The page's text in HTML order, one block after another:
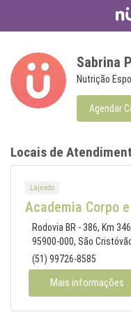
Sabrina
Nutrição
Agendar
Locais de
Lajeado
Academia Corpo
Rodovia BR - 386, Km
95900-000, São
(51) 99726-8585
Mais informações